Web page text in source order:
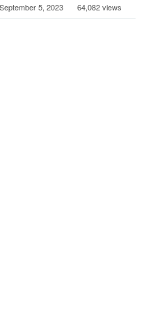
September 5, 2023 64,082 views